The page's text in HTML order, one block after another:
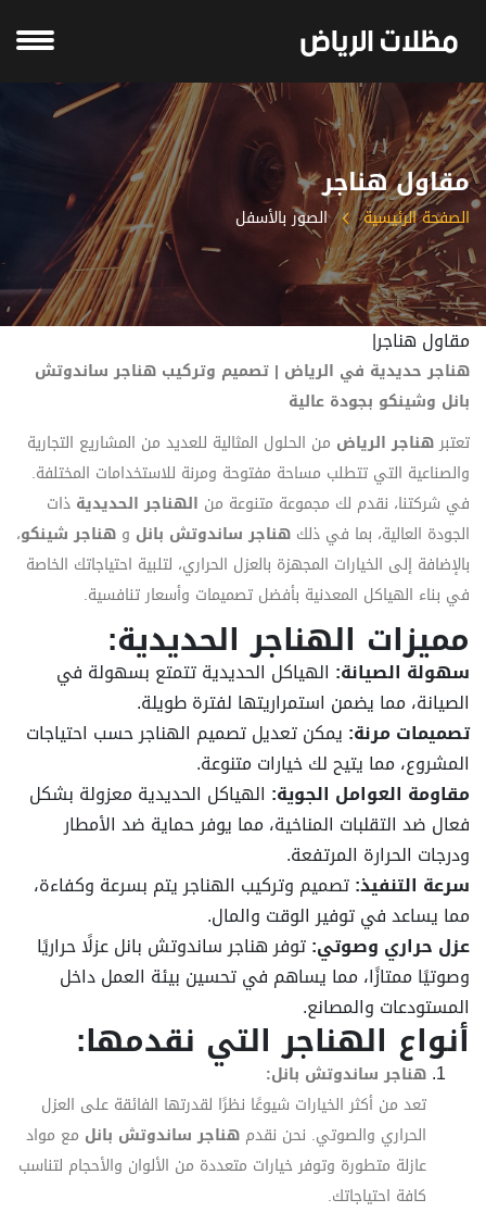
مقاول هناجر
الصفحة الرئيسية الصور بالأسفل
مقاول هناجر|
هناجر حديدية في الرياض | تصميم وتركيب هناجر ساندوتش
بانل وشينكو بجودة عالية
تعتبرهناجر الرياض من الحلول المثالية للعديد من المشاريع التجارية
والصناعية التي تتطلب مساحة مفتوحة ومرنة للاستخدامات المختلفة.
في شركتنا، نقدم لك مجموعة متنوعة من الهناجر الحديدية ذات
الجودة العالية، بما في ذلك هناجر ساندوتش بانل و هناجر شينكو،
بالإضافة إلى الخيارات المجهزة بالعزل الحراري، لتلبية احتياجاتك الخاصة
في بناء الهياكل المعدنية بأفضل تصميمات وأسعار تنافسية.
مميزات الهناجر الحديدية:
سهولة الصيانة: الهياكل الحديدية تتمتع بسهولة في
الصيانة، مما يضمن استمراريتها لفترة طويلة.
تصميمات مرنة: يمكن تعديل تصميم الهناجر حسب احتياجات
المشروع، مما يتيح لك خيارات متنوعة.
مقاومة العوامل الجوية: الهياكل الحديدية معزولة بشكل
فعال ضد التقلبات المناخية، مما يوفر حماية ضد الأمطار
ودرجات الحرارة المرتفعة.
سرعة التنفيذ:تصميم وتركيب الهناجر يتم بسرعة وكفاءة،
مما يساعد في توفير الوقت والمال.
عزل حراري وصوتي:توفر هناجر ساندوتش بانل عزلًا حراريًا
وصوتيًا ممتازًا، مما يساهم في تحسين بيئة العمل داخل
المستودعات والمصانع.
أنواع الهناجر التي نقدمها:
هناجر ساندوتش بانل:
تعد من أكثر الخيارات شيوعًا نظرًا لقدرتها الفائقة على العزل
الحراري والصوتي. نحن نقدم هناجر ساندوتش بانل مع مواد
عازلة متطورة وتوفر خيارات متعددة من الألوان والأحجام لتناسب
كافة احتياجاتك.